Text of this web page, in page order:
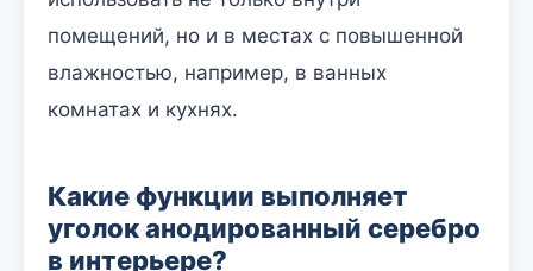
помещений, но и в местах с повышенной
влажностью, например, в ванных
комнатах и кухнях.
Какие функции выполняет
уголок анодированный серебро
в интерьере?